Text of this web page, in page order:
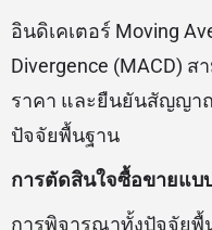
อินดิเคเตอร์ Moving
Divergence (MACD)
ราคา และยืนยันสัญญา
ปัจจัยพื้นฐาน
การตัดสินใจซื้อขายแบ
การพิจารณาทั้งปัจจัยพื้